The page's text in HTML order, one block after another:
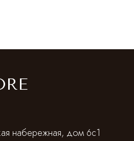
набережная, дом 6с1